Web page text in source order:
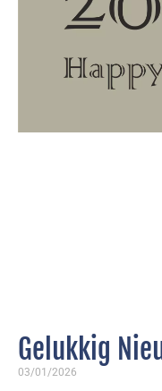
Gelukkig
03/01/2026